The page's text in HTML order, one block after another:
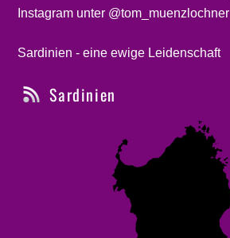
Instagram unter @tom_muenzlochner
Sardinien - eine ewige Leidenschaft
Sardinien